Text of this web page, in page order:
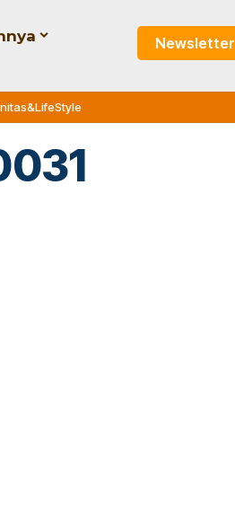
Newsletter